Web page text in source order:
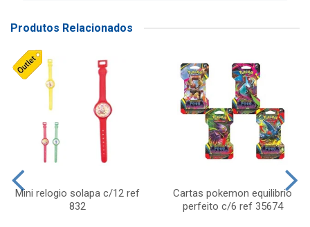
Produtos Relacionados
Mini relogio solapa c/12 ref
832
Cartas pokemon equilibrio
perfeito c/6 ref 35674